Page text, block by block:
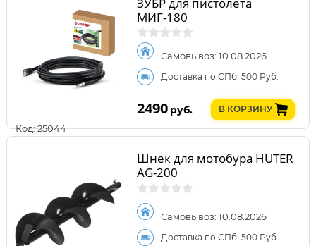
Код: 25044
МИГ-180
Самовывоз: 10.08.2026
Доставка по СПб: 500 Руб.
2490 руб. В КОРЗИНУ
Шнек для мотобура HUTER
AG-200
Самовывоз: 10.08.2026
Доставка по СПб: 500 Руб.